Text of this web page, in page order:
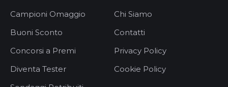
Campioni Omaggio
Buoni Sconto
Concorsi a Premi
Diventa Tester
Chi Siamo
Contatti
Privacy Policy
Cookie Policy